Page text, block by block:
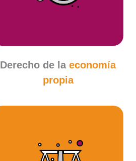
Derecho de la economía
propia